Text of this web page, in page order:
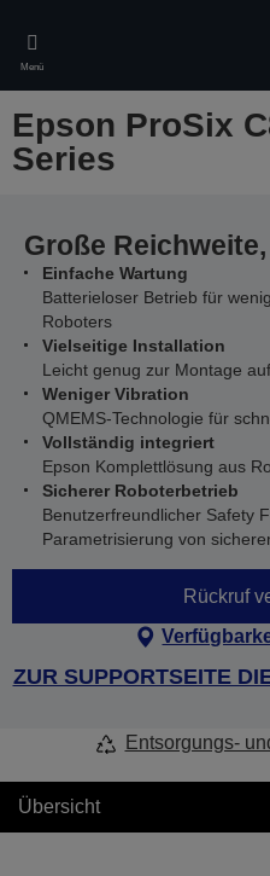
main
content
Menü
Epson ProSix
Series
Große
Einfache Wartung
Batterieloser Betrieb für
Roboters
Vielseitige Installation
Leicht genug zur Montage
Weniger Vibration
QMEMS-Technologie für
Vollständig integriert
Epson Komplettlösung aus
Sicherer Roboterbetrieb
Benutzerfreundlicher Safety
Parametrisierung von
Rückruf
ZUR SUPPORTSEITE
Entsorgungs-
Übersicht